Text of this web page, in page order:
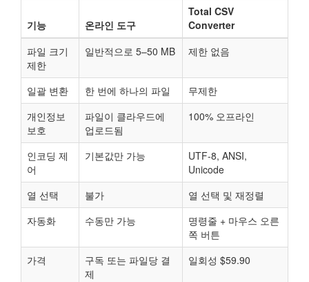
기능 온라인 도구
Total CSV
Converter
파일 크기
제한
일반적으로 5–50 MB 제한 없음
일괄 변환 한 번에 하나의 파일
무제한
개인정보
보호
파일이 클라우드에
업로드됨
100% 오프라인
인코딩 제
어
기본값만 가능
UTF-8, ANSI,
Unicode
열 선택
불가
열 선택 및 재정렬
자동화
수동만 가능
명령줄 + 마우스 오른
쪽 버튼
가격
구독 또는 파일당 결
제
일회성 $59.90